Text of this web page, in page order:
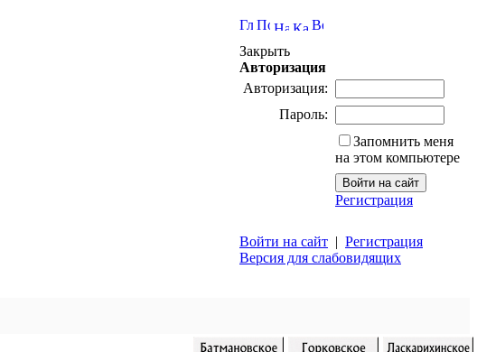
Закрыть
Авторизация
Авторизация:
Пароль:
Запомнить меня
на этом компьютере
Регистрация
Войти на сайт | Регистрация
Версия для слабовидящих